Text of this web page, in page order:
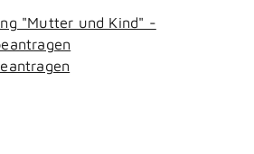
"Mutter und Kind" -